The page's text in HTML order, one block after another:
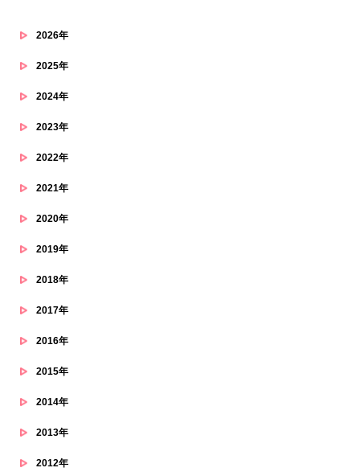
2026年
2025年
2024年
2023年
2022年
2021年
2020年
2019年
2018年
2017年
2016年
2015年
2014年
2013年
2012年